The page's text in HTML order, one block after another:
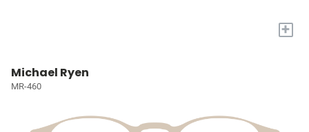
+
Michael Ryen
MR-460